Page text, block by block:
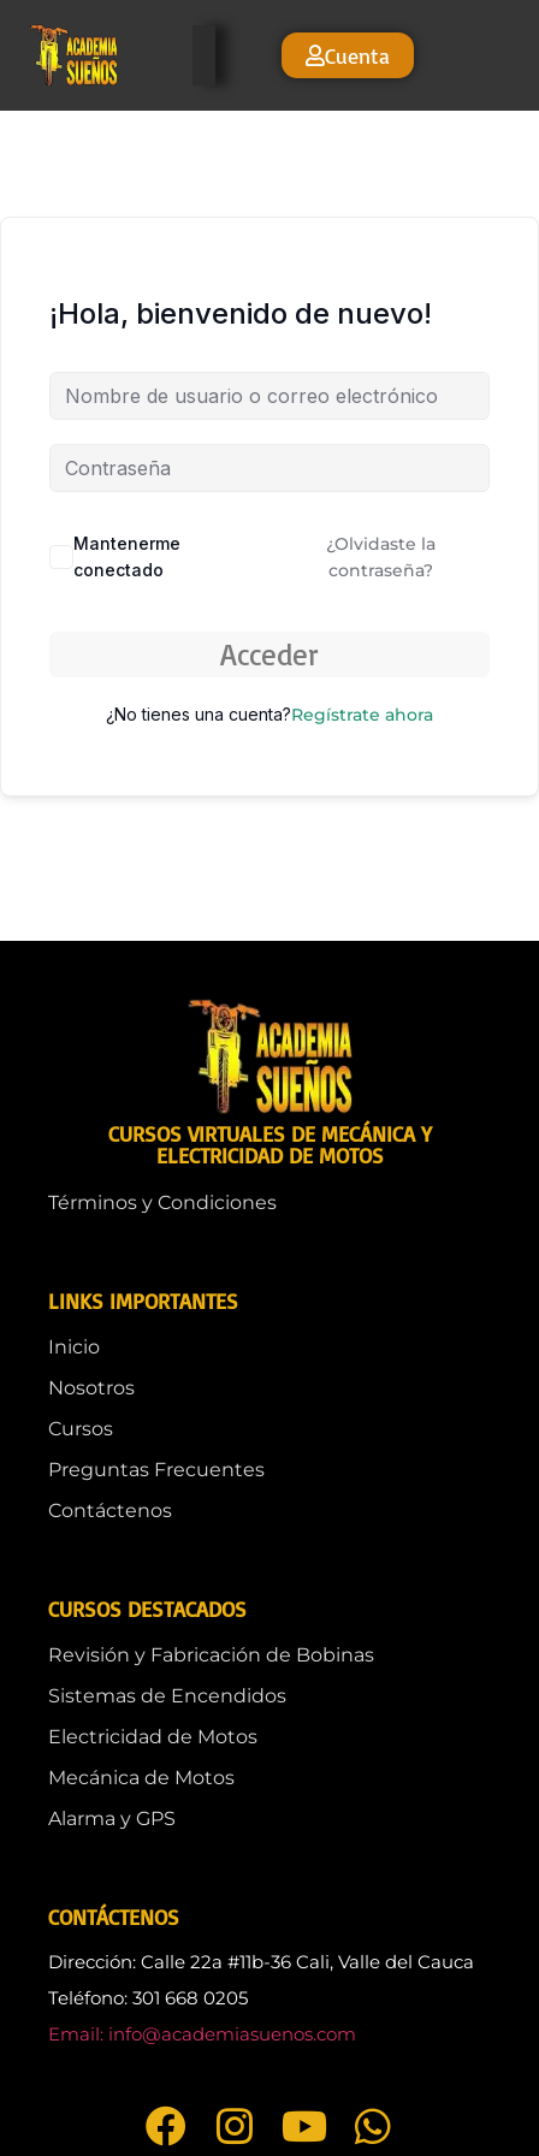
Cuenta
¡Hola, bienvenido de nuevo!
Mantenerme
conectado
¿Olvidaste la
contraseña?
Acceder
¿No tienes una cuenta?Regístrate ahora
CURSOS VIRTUALES DE MECÁNICA Y
ELECTRICIDAD DE MOTOS
Términos y Condiciones
LINKS IMPORTANTES
Inicio
Nosotros
Cursos
Preguntas Frecuentes
Contáctenos
CURSOS DESTACADOS
Revisión y Fabricación de Bobinas
Sistemas de Encendidos
Electricidad de Motos
Mecánica de Motos
Alarma y GPS
CONTÁCTENOS
Dirección: Calle 22a #11b-36 Cali, Valle del Cauca
Teléfono: 301 668 0205
Email: info@academiasuenos.com